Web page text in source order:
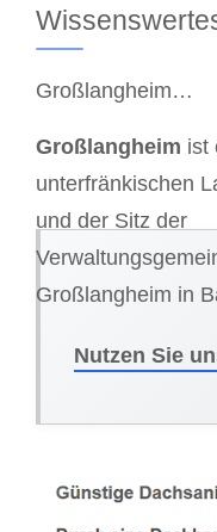
Großlangheim…
Großlangheim ist
unterfränkischen
und der Sitz der
Großlangheim in
Nutzen Sie